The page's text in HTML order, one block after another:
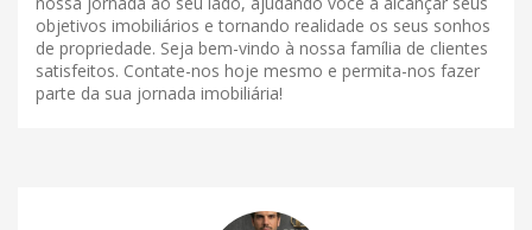
objetivos imobiliários e tornando realidade os seus sonhos
de propriedade. Seja bem-vindo à nossa família de clientes
satisfeitos. Contate-nos hoje mesmo e permita-nos fazer
parte da sua jornada imobiliária!